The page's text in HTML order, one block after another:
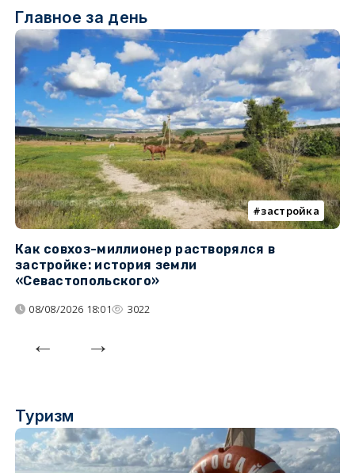
Главное за день
застройка
Как совхоз-миллионер растворялся в
застройке: история земли
«Севастопольского»
08/08/2026 18:01 3022
Туризм